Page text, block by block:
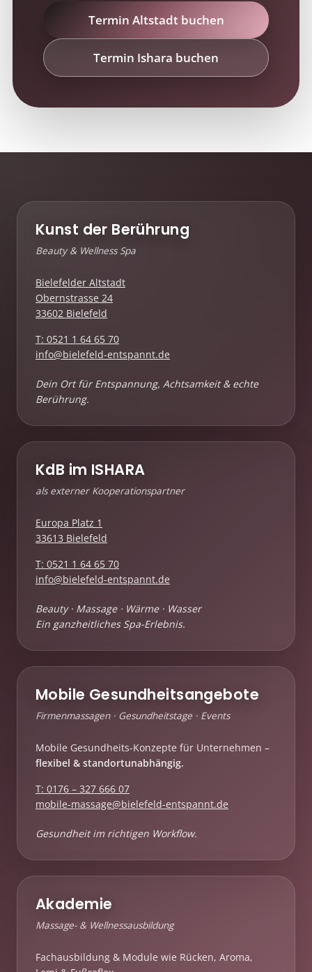
Termin Altstadt buchen
Termin Ishara buchen
Kunst der Berührung
Beauty & Wellness Spa
Bielefelder Altstadt
Obernstrasse 24
33602 Bielefeld
T: 0521 1 64 65 70
info@bielefeld-entspannt.de
Dein Ort für Entspannung, Achtsamkeit & echte
Berührung.
KdB im ISHARA
als externer Kooperationspartner
Europa Platz 1
33613 Bielefeld
T: 0521 1 64 65 70
info@bielefeld-entspannt.de
Beauty · Massage · Wärme · Wasser
Ein ganzheitliches Spa-Erlebnis.
Mobile Gesundheitsangebote
Firmenmassagen · Gesundheitstage · Events
Mobile Gesundheits-Konzepte für Unternehmen –
flexibel & standortunabhängig.
T: 0176 – 327 666 07
mobile-massage@bielefeld-entspannt.de
Gesundheit im richtigen Workflow.
Akademie
Massage- & Wellnessausbildung
Fachausbildung & Module wie Rücken, Aroma,